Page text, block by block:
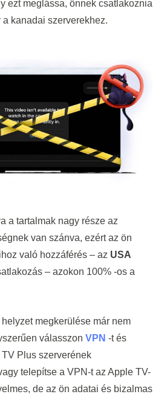
ezt meglássa, önnek csatlakoznia
kanadai szerverekhez.
a tartalmak nagy része az
van szánva, ezért az ön
való hozzáférés – az USA
– azokon 100% -os a
megkerülése már nem
válasszon VPN -t és
Plus szerverének
telepítse a VPN-t az Apple TV-
de az ön adatai és bizalmas